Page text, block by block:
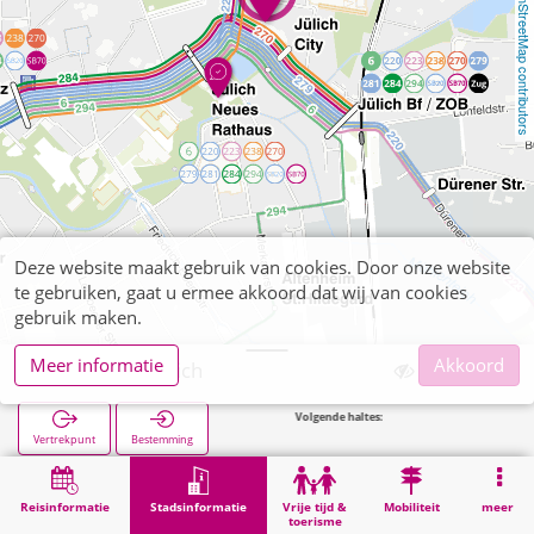
OpenStreetMap contributors
Reisinformatie Stadsinformatie
Vrije tijd &
toerisme
Mobiliteit meer
Finanzamt Jülich
Vertrekpunt Bestemming
Volgende haltes:
Stadsinformatie Administratie Finanzamt Jülich
Deze website maakt gebruik van cookies. Door onze website
te gebruiken, gaat u ermee akkoord dat wij van cookies
gebruik maken.
Meer informatie
Akkoord